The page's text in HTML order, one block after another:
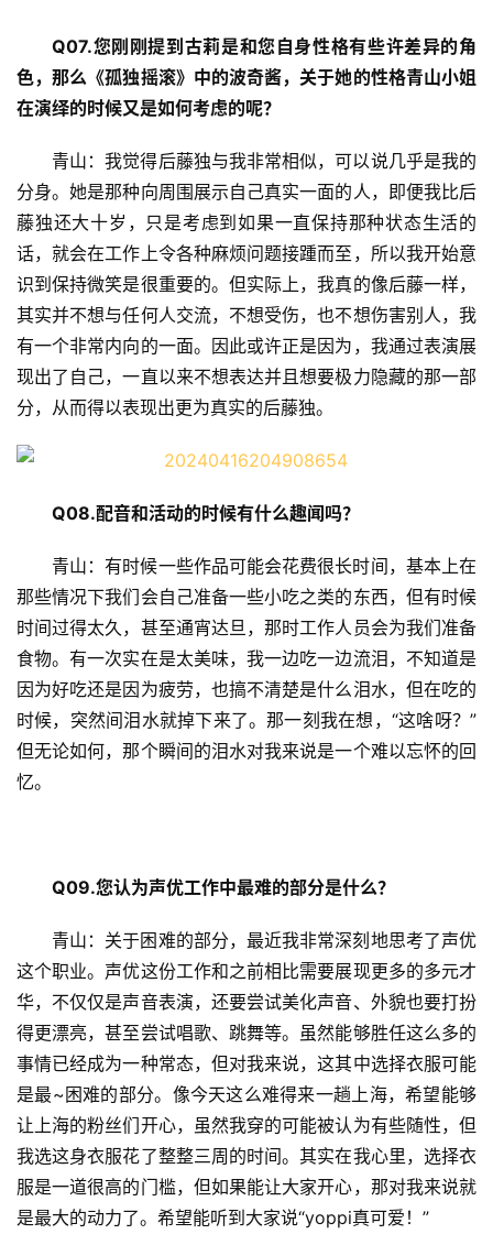
Q07.您刚刚提到古莉是和您自身性格有些许差异的角
色，那么《孤独摇滚》中的波奇酱，关于她的性格青山小姐
在演绎的时候又是如何考虑的呢？
青山：我觉得后藤独与我非常相似，可以说几乎是我的
分身。她是那种向周围展示自己真实一面的人，即便我比后
藤独还大十岁，只是考虑到如果一直保持那种状态生活的
话，就会在工作上令各种麻烦问题接踵而至，所以我开始意
识到保持微笑是很重要的。但实际上，我真的像后藤一样，
其实并不想与任何人交流，不想受伤，也不想伤害别人，我
有一个非常内向的一面。因此或许正是因为，我通过表演展
现出了自己，一直以来不想表达并且想要极力隐藏的那一部
分，从而得以表现出更为真实的后藤独。
Q08.配音和活动的时候有什么趣闻吗？
青山：有时候一些作品可能会花费很长时间，基本上在
那些情况下我们会自己准备一些小吃之类的东西，但有时候
时间过得太久，甚至通宵达旦，那时工作人员会为我们准备
食物。有一次实在是太美味，我一边吃一边流泪，不知道是
因为好吃还是因为疲劳，也搞不清楚是什么泪水，但在吃的
时候，突然间泪水就掉下来了。那一刻我在想，“这啥呀？”
但无论如何，那个瞬间的泪水对我来说是一个难以忘怀的回
忆。
Q09.您认为声优工作中最难的部分是什么？
青山：关于困难的部分，最近我非常深刻地思考了声优
这个职业。声优这份工作和之前相比需要展现更多的多元才
华，不仅仅是声音表演，还要尝试美化声音、外貌也要打扮
得更漂亮，甚至尝试唱歌、跳舞等。虽然能够胜任这么多的
事情已经成为一种常态，但对我来说，这其中选择衣服可能
是最~困难的部分。像今天这么难得来一趟上海，希望能够
让上海的粉丝们开心，虽然我穿的可能被认为有些随性，但
我选这身衣服花了整整三周的时间。其实在我心里，选择衣
服是一道很高的门槛，但如果能让大家开心，那对我来说就
是最大的动力了。希望能听到大家说“yoppi真可爱！”